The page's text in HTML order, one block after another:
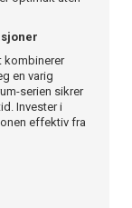
kombinerer
en varig
serien sikrer
Invester i
effektiv fra